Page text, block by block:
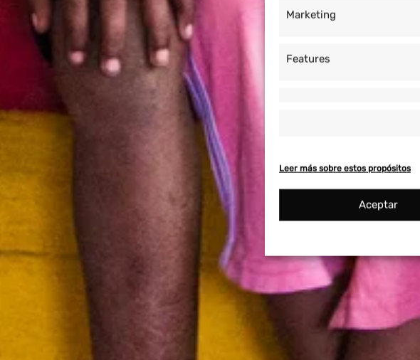
Marketing
Features
Leer más sobre estos propósitos
Aceptar